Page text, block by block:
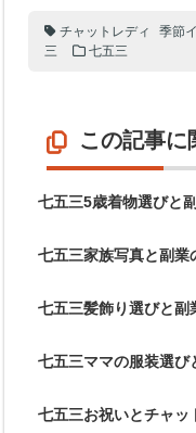
チャットレディ 季節
三
七五三
この記事に
七五三5歳着物選びと
七五三家族写真と副業
七五三髪飾り選びと副
七五三ママの服装選び
七五三お祝いとチャッ